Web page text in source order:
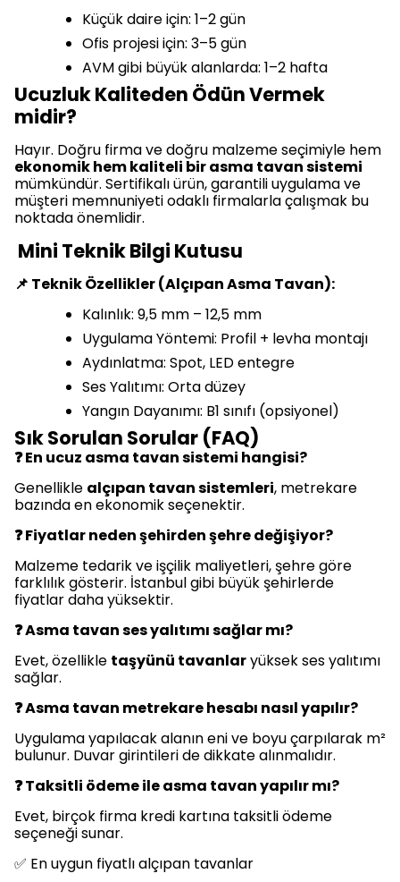
Küçük daire için: 1–2 gün
Ofis projesi için: 3–5 gün
AVM gibi büyük alanlarda: 1–2 hafta
Ucuzluk Kaliteden Ödün Vermek
midir?
Hayır. Doğru firma ve doğru malzeme seçimiyle hem
ekonomik hem kaliteli bir asma tavan sistemi
mümkündür. Sertifikalı ürün, garantili uygulama ve
müşteri memnuniyeti odaklı firmalarla çalışmak bu
noktada önemlidir.
Mini Teknik Bilgi Kutusu
📌 Teknik Özellikler (Alçıpan Asma Tavan):
Kalınlık: 9,5 mm – 12,5 mm
Uygulama Yöntemi: Profil + levha montajı
Aydınlatma: Spot, LED entegre
Ses Yalıtımı: Orta düzey
Yangın Dayanımı: B1 sınıfı (opsiyonel)
Sık Sorulan Sorular (FAQ)
❓ En ucuz asma tavan sistemi hangisi?
Genellikle alçıpan tavan sistemleri, metrekare
bazında en ekonomik seçenektir.
❓ Fiyatlar neden şehirden şehre değişiyor?
Malzeme tedarik ve işçilik maliyetleri, şehre göre
farklılık gösterir. İstanbul gibi büyük şehirlerde
fiyatlar daha yüksektir.
❓ Asma tavan ses yalıtımı sağlar mı?
Evet, özellikle taşyünü tavanlaryüksek ses yalıtımı
sağlar.
❓ Asma tavan metrekare hesabı nasıl yapılır?
Uygulama yapılacak alanın eni ve boyu çarpılarak m²
bulunur. Duvar girintileri de dikkate alınmalıdır.
❓ Taksitli ödeme ile asma tavan yapılır mı?
Evet, birçok firma kredi kartına taksitli ödeme
seçeneği sunar.
✅ En uygun fiyatlı alçıpan tavanlar